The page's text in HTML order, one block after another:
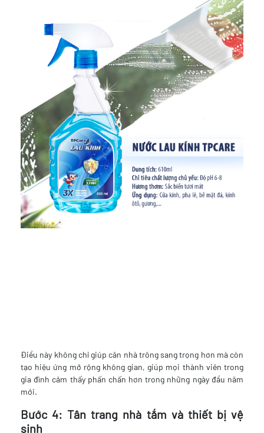
Điều này không chỉ giúp căn nhà trông sang trọng hơn mà còn
tạo hiệu ứng mở rộng không gian, giúp mọi thành viên trong
gia đình cảm thấy phấn chấn hơn trong những ngày đầu năm
mới.
Bước 4: Tân trang nhà tắm và thiết bị vệ
sinh